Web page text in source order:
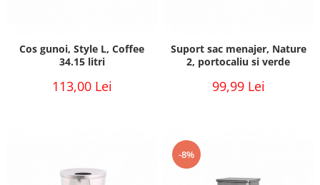
Cos gunoi, Style L, Coffee
34.15 litri
113,00 Lei
Suport sac menajer, Nature
2, portocaliu si verde
99,99 Lei
-8%